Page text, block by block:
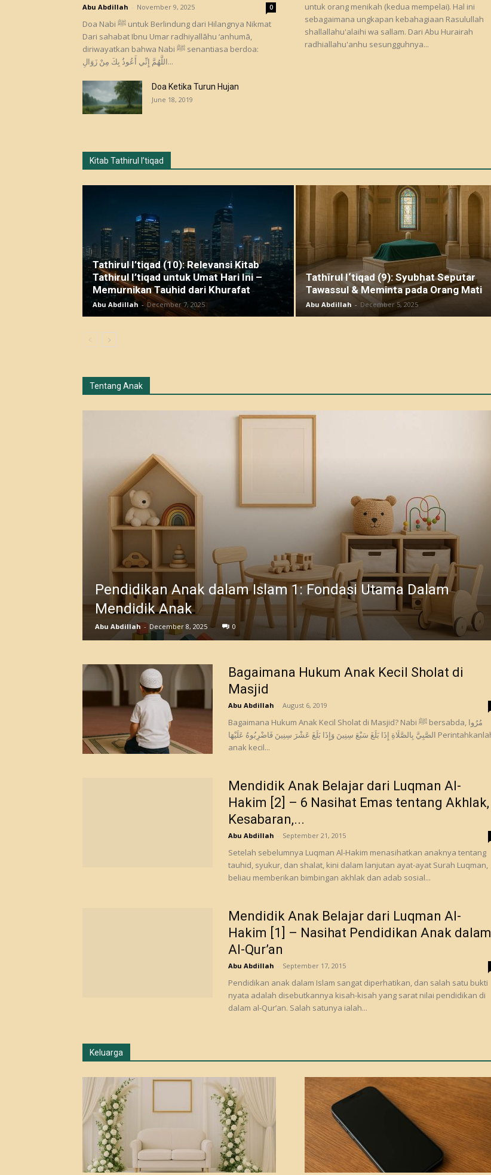
Abu Abdillah - November 9, 2025 0
Doa Nabi ﷺ untuk Berlindung dari Hilangnya Nikmat
Dari sahabat Ibnu Umar radhiyallāhu ‘anhumā,
diriwayatkan bahwa Nabi ﷺ senantiasa berdoa:
اللَّهُمَّ إِنِّي أَعُوذُ بِكَ مِنْ زَوَالِ...
untuk orang menikah (kedua mempelai). Hal ini
sebagaimana ungkapan kebahagiaan Rasulullah
shallallahu'alaihi wa sallam. Dari Abu Hurairah
radhiallahu'anhu sesungguhnya...
Doa Ketika Turun Hujan
June 18, 2019
Kitab Tathirul I’tiqad
Tathirul I’tiqad (10): Relevansi Kitab
Tathirul I’tiqad untuk Umat Hari Ini –
Memurnikan Tauhid dari Khurafat
Abu Abdillah - December 7, 2025
Tathīrul I‘tiqad (9): Syubhat Seputar
Tawassul & Meminta pada Orang Mati
Abu Abdillah - December 5, 2025
Tentang Anak
Pendidikan Anak dalam Islam 1: Fondasi Utama Dalam
Mendidik Anak
Abu Abdillah - December 8, 2025 0
Bagaimana Hukum Anak Kecil Sholat di
Masjid
Abu Abdillah - August 6, 2019
Bagaimana Hukum Anak Kecil Sholat di Masjid? Nabi ﷺ bersabda, مُرُوا
الصَّبِيَّ بِالصَّلَاةِ إِذَا بَلَغَ سَبْعَ سِنِينَ وَإِذَا بَلَغَ عَشْرَ سِنِينَ فَاضْرِبُوهُ عَلَيْهَا Perintahkanlah
anak kecil...
Mendidik Anak Belajar dari Luqman Al-
Hakim [2] – 6 Nasihat Emas tentang Akhlak,
Kesabaran,...
Abu Abdillah - September 21, 2015
Setelah sebelumnya Luqman Al-Hakim menasihatkan anaknya tentang
tauhid, syukur, dan shalat, kini dalam lanjutan ayat-ayat Surah Luqman,
beliau memberikan bimbingan akhlak dan adab sosial...
Mendidik Anak Belajar dari Luqman Al-
Hakim [1] – Nasihat Pendidikan Anak dalam
Al-Qur’an
Abu Abdillah - September 17, 2015
Pendidikan anak dalam Islam sangat diperhatikan, dan salah satu bukti
nyata adalah disebutkannya kisah-kisah yang sarat nilai pendidikan di
dalam al-Qur’an. Salah satunya ialah...
Keluarga